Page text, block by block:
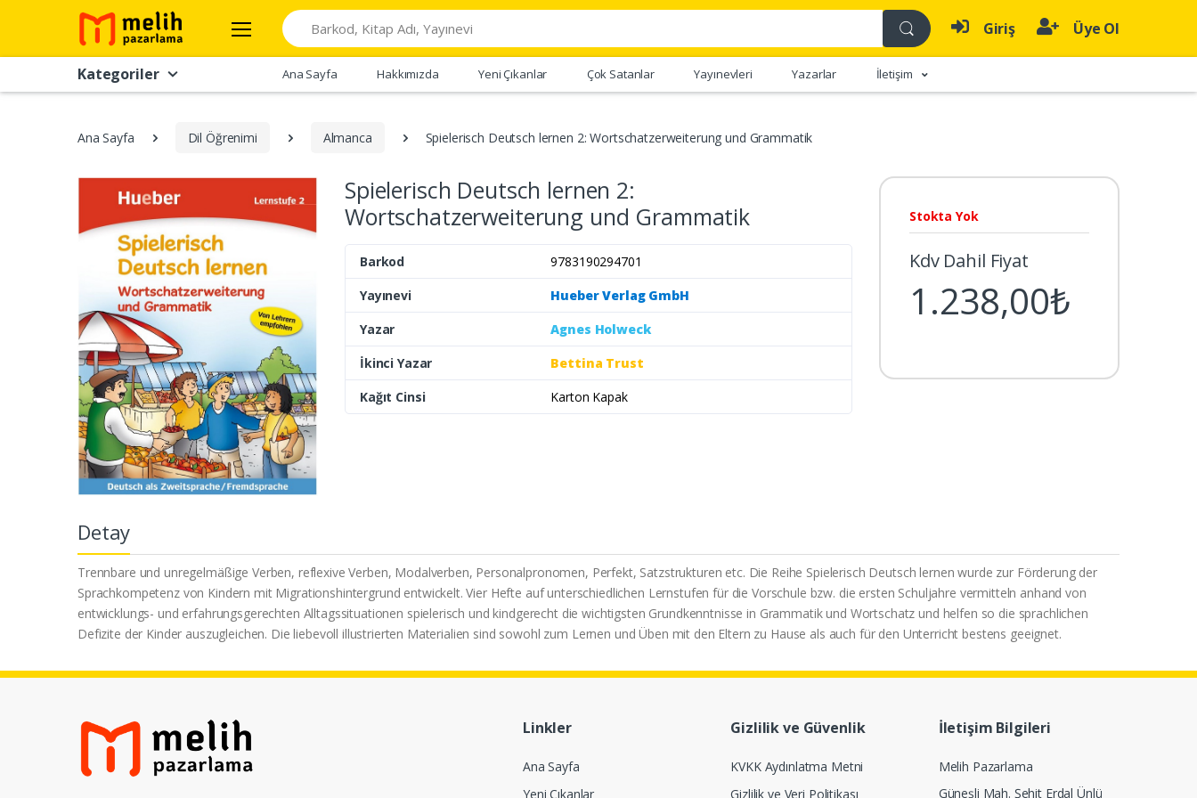
Search
Giriş Üye Ol
Kategoriler Ana Sayfa Hakkımızda Yeni Çıkanlar Çok Satanlar Yayınevleri Yazarlar İletişim
Ana Sayfa Dil Öğrenimi Almanca Spielerisch Deutsch lernen 2: Wortschatzerweiterung und Grammatik
Spielerisch Deutsch lernen 2:
Wortschatzerweiterung und Grammatik
Barkod
9783190294701
Yayınevi
Hueber Verlag GmbH
Yazar
Agnes Holweck
İkinci Yazar
Bettina Trust
Kağıt Cinsi
Karton Kapak
Stokta Yok
Kdv Dahil Fiyat
1.238,00₺
Detay
Trennbare und unregelmäßige Verben, reflexive Verben, Modalverben, Personalpronomen, Perfekt, Satzstrukturen etc. Die Reihe Spielerisch Deutsch lernen wurde zur Förderung der
Sprachkompetenz von Kindern mit Migrationshintergrund entwickelt. Vier Hefte auf unterschiedlichen Lernstufen für die Vorschule bzw. die ersten Schuljahre vermitteln anhand von
entwicklungs- und erfahrungsgerechten Alltagssituationen spielerisch und kindgerecht die wichtigsten Grundkenntnisse in Grammatik und Wortschatz und helfen so die sprachlichen
Defizite der Kinder auszugleichen. Die liebevoll illustrierten Materialien sind sowohl zum Lernen und Üben mit den Eltern zu Hause als auch für den Unterricht bestens geeignet.
Linkler
Ana Sayfa
Yeni Çıkanlar
Gizlilik ve Güvenlik
KVKK Aydınlatma Metni
Gizlilik ve Veri Politikası
İletişim Bilgileri
Melih Pazarlama
Güneşli Mah. Şehit Erdal Ünlü